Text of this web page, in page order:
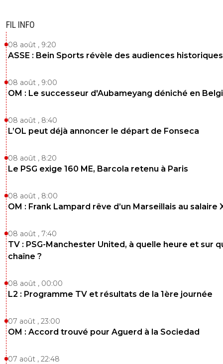
FIL INFO
08 août , 9:20
ASSE : Bein Sports révèle des audiences historiques
08 août , 9:00
OM : Le successeur d'Aubameyang déniché en
08 août , 8:40
L’OL peut déjà annoncer le départ de Fonseca
08 août , 8:20
Le PSG exige 160 ME, Barcola retenu à Paris
08 août , 8:00
OM : Frank Lampard rêve d’un Marseillais au salaire
08 août , 7:40
TV : PSG-Manchester United, à quelle heure et sur
chaîne ?
08 août , 00:00
L2 : Programme TV et résultats de la 1ère journée
07 août , 23:00
OM : Accord trouvé pour Aguerd à la Sociedad
07 août , 22:48